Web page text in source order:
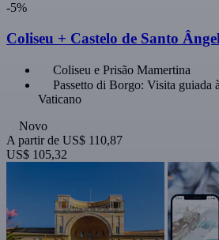
-5%
Coliseu + Castelo de Santo
Coliseu e Prisão Mamertina
Passetto di Borgo: Visita guiada
Vaticano
Novo
A partir de US$ 110,87
US$ 105,32